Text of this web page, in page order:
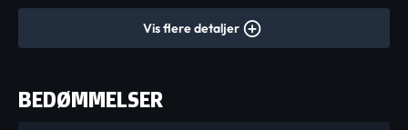
Vis flere detaljer
BEDØMMELSER